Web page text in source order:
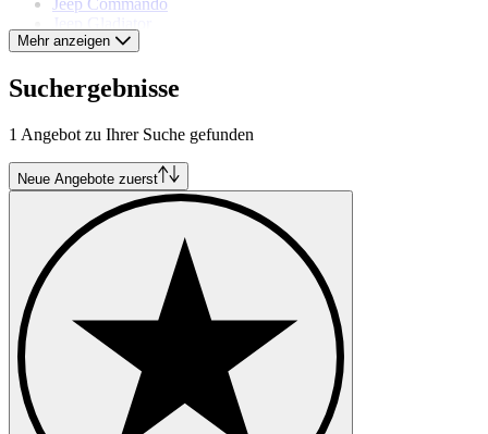
Jeep Grand Cherokee
Jeep Wagoneer
Jeep Willys-Overland
Mehr anzeigen
Suchergebnisse
1 Angebot zu Ihrer Suche gefunden
Neue Angebote zuerst